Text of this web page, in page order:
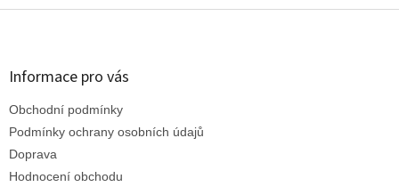
Z
Informace pro vás
Obchodní podmínky
Podmínky ochrany osobních údajů
Doprava
Hodnocení obchodu